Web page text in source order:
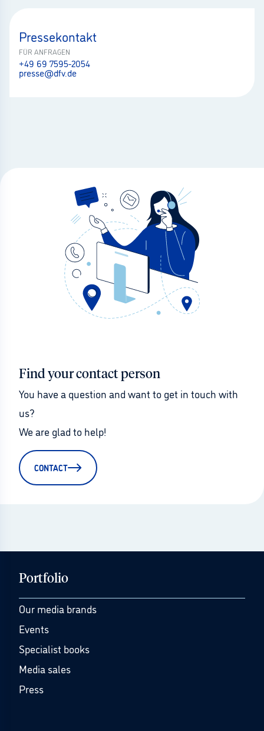
Pressekontakt
FÜR ANFRAGEN
+49 69 7595-2054
presse@dfv.de
Find your contact person
You have a question and want to get in touch with
us?
We are glad to help!
CONTACT
Portfolio
Our media brands
Events
Specialist books
Media sales
Press